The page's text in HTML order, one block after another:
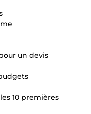
un devis
10 premières